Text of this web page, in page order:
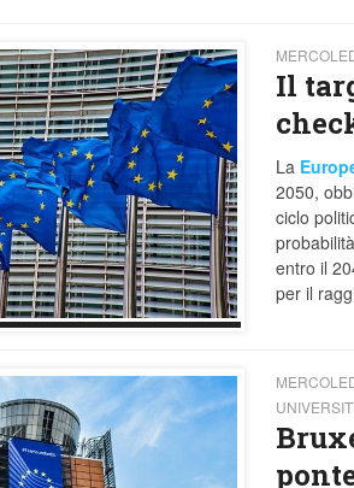
Il
La
2050,
ciclo
entro il
per il